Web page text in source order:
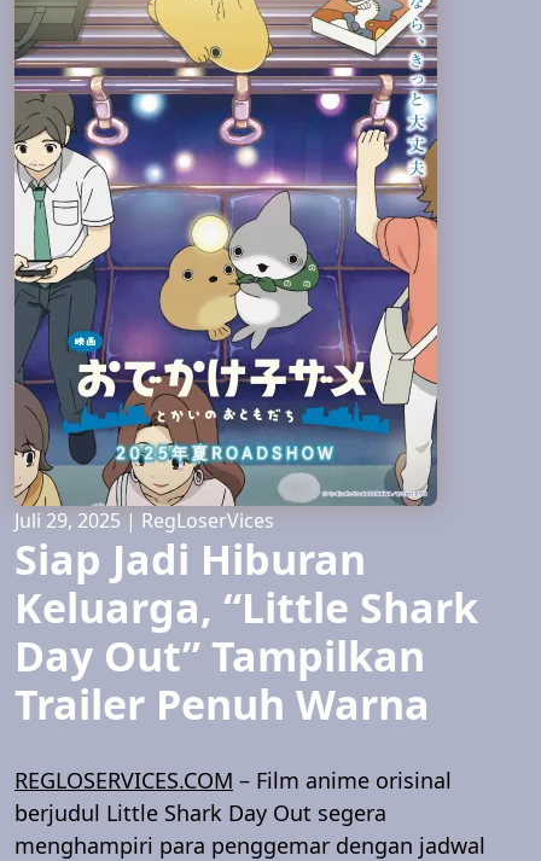
Juli 29, 2025 | RegLoserVices
Siap Jadi Hiburan
Keluarga, “Little Shark
Day Out” Tampilkan
Trailer Penuh Warna
REGLOSERVICES.COM – Film anime orisinal
berjudul Little Shark Day Out segera
menghampiri para penggemar dengan jadwal